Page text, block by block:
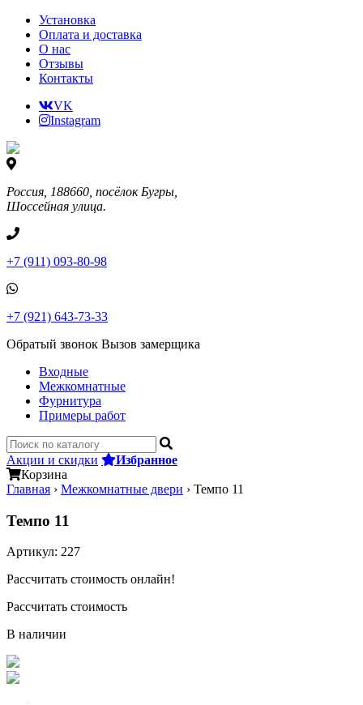
Установка
Оплата и доставка
О нас
Отзывы
Контакты
VK
Instagram
Россия, 188660, посёлок Бугры,
Шоссейная улица.
+7 (911) 093-80-98
+7 (921) 643-73-33
Обратый звонок Вызов замерщика
Входные
Межкомнатные
Фурнитура
Примеры работ
Акции и скидки Избранное
Корзина
Главная › Межкомнатные двери › Темпо 11
Темпо 11
Артикул: 227
Рассчитать стоимость онлайн!
Рассчитать стоимость
В наличии